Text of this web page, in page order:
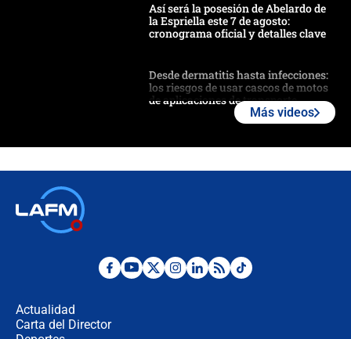
Así será la posesión de Abelardo de
la Espriella este 7 de agosto:
cronograma oficial y detalles clave
Desde dermatitis hasta infecciones:
los riesgos de usar cascos de motos
de aplicaciones de transporte
Posesión de Abelardo De La Espriella
Más videos
Actualidad
Carta del Director